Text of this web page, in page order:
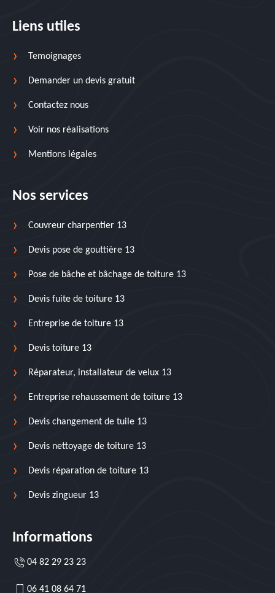
Liens utiles
Temoignages
Demander un devis gratuit
Contactez nous
Voir nos réalisations
Mentions légales
Nos services
Couvreur charpentier 13
Devis pose de gouttière 13
Pose de bâche et bâchage de toiture 13
Devis fuite de toiture 13
Entreprise de toiture 13
Devis toiture 13
Réparateur, installateur de velux 13
Entreprise rehaussement de toiture 13
Devis changement de tuile 13
Devis nettoyage de toiture 13
Devis réparation de toiture 13
Devis zingueur 13
Informations
04 82 29 23 23
06 41 08 64 71